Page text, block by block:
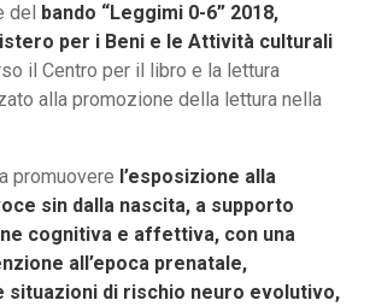
del bando “Leggimi 0-6” 2018,
per i Beni e le Attività culturali
il Centro per il libro e la lettura
alla promozione della lettura nella
promuovere l’esposizione alla
sin dalla nascita, a supporto
cognitiva e affettiva, con una
all’epoca prenatale,
situazioni di rischio neuro evolutivo,